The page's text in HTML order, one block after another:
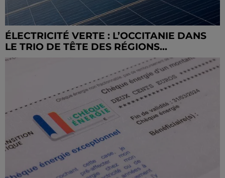
ÉLECTRICITÉ VERTE : L’OCCITANIE DANS
LE TRIO DE TÊTE DES RÉGIONS...